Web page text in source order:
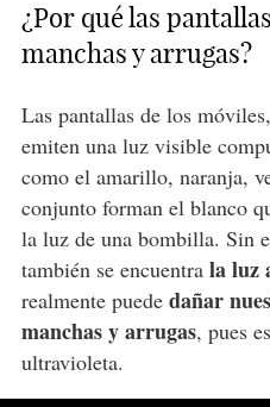
¿Por qué las
manchas y arrugas?
Las pantallas de los
emiten una luz visible
como el amarillo, naranja,
conjunto forman el blanco
la luz de una bombilla. Sin
también se encuentrala luz
realmente puede dañar
manchas y arrugas, pues
ultravioleta.